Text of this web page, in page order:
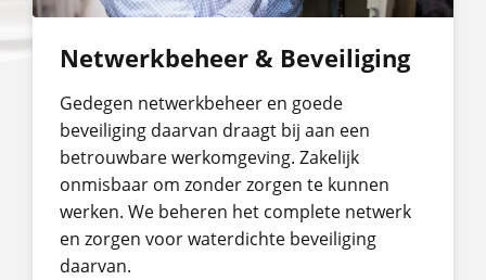
Netwerkbeheer & Beveiliging
Gedegen netwerkbeheer en goede
beveiliging daarvan draagt bij aan een
betrouwbare werkomgeving. Zakelijk
onmisbaar om zonder zorgen te kunnen
werken. We beheren het complete netwerk
en zorgen voor waterdichte beveiliging
daarvan.